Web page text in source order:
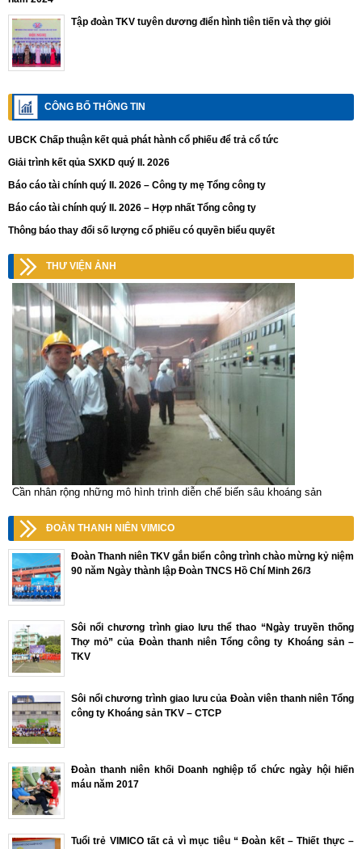
Tập đoàn TKV tuyên dương điển hình tiên tiến và thợ giỏi
CÔNG BỐ THÔNG TIN
UBCK Chấp thuận kết quả phát hành cổ phiếu để trả cổ tức
Giải trình kết qủa SXKD quý II. 2026
Báo cáo tài chính quý II. 2026 – Công ty mẹ Tổng công ty
Báo cáo tài chính quý II. 2026 – Hợp nhất Tổng công ty
Thông báo thay đổi số lượng cổ phiếu có quyền biểu quyết
THƯ VIỆN ẢNH
Cần nhân rộng những mô hình trình diễn chế biến sâu khoáng sản
ĐOÀN THANH NIÊN VIMICO
Đoàn Thanh niên TKV gắn biển công trình chào mừng kỷ niệm
90 năm Ngày thành lập Đoàn TNCS Hồ Chí Minh 26/3
Sôi nổi chương trình giao lưu thể thao “Ngày truyền thống
Thợ mỏ” của Đoàn thanh niên Tổng công ty Khoáng sản –
TKV
Sôi nổi chương trình giao lưu của Đoàn viên thanh niên Tổng
công ty Khoáng sản TKV – CTCP
Đoàn thanh niên khối Doanh nghiệp tổ chức ngày hội hiến
máu năm 2017
Tuổi trẻ VIMICO tất cả vì mục tiêu “ Đoàn kết – Thiết thực –